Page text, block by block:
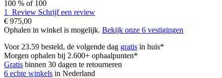
100 % of 100
1
Review Schrijf een review
€ 975,00
Ophalen in winkel is mogelijk. Bekijk onze 6 vestigingen
Voor 23.59 besteld, de volgende dag gratis in huis*
Morgen ophalen bij 2.600+ ophaalpunten*
Gratis binnen 30 dagen te retourneren
6 echte winkels in Nederland